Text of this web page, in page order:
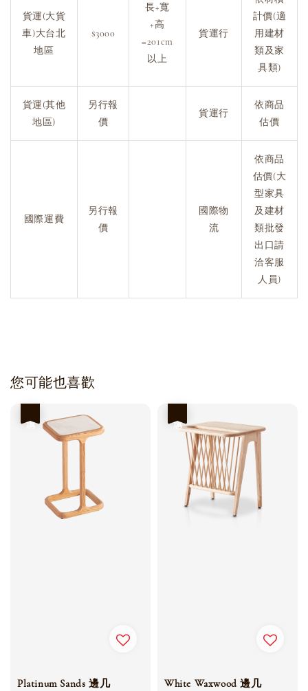
貨運(大貨
車)大台北
地區
$3000
長+寬
+高
=201cm
以上
貨運行
計價(適
用建材
類及家
具類)
貨運(其他
地區)
另行報
價
貨運行
依商品
估價
國際運費
另行報
價
國際物
流
依商品
估價(大
型家具
及建材
類批發
出口請
洽客服
人員)
您可能也喜歡
Platinum Sands 邊几 White Waxwood 邊几